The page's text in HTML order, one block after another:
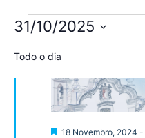
31/10/2025
a
Todo o dia
Destaque
18 Novembro, 2024 -